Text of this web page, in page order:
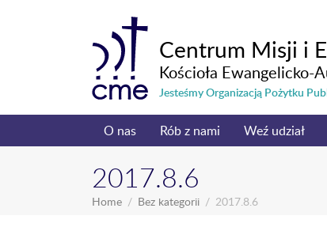
Centrum Misji i
Kościoła Ewangelicko-
Jesteśmy Organizacją Pożytku
O nas Rób z nami Weź udział
2017.8.6
Home Bez kategorii 2017.8.6